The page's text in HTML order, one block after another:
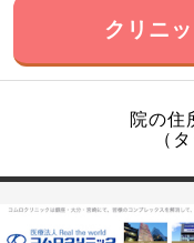
クリニ
院の住
（